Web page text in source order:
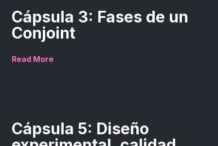
Cápsula 3: Fases de un
Conjoint
Read More
Cápsula 5: Diseño